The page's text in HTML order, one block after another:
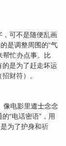
，可不是随便乱画
是调整周围的“气
帮忙办点事。比
的是为了赶走坏运
招财符）。
像电影里道士念念
“电话密语”，用
为了护身和祈